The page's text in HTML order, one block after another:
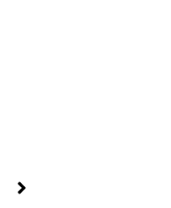
Młody naukowiec –